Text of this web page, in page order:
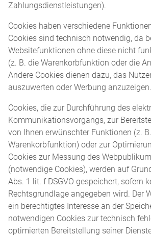
Zahlungsdienstleistungen).
Cookies haben verschiedene
Cookies sind technisch notwendig, da
Websitefunktionen ohne diese nicht
(z. B. die Warenkorbfunktion oder die
Andere Cookies dienen dazu, das
auszuwerten oder Werbung anzuzeigen.
Cookies, die zur Durchführung des
Kommunikationsvorgangs, zur
von Ihnen erwünschter Funktionen (z.
Warenkorbfunktion) oder zur
Cookies zur Messung des
(notwendige Cookies), werden auf
Abs. 1 lit. f DSGVO gespeichert, sofern
Rechtsgrundlage angegeben wird. Der
ein berechtigtes Interesse an der
notwendigen Cookies zur technisch
optimierten Bereitstellung seiner